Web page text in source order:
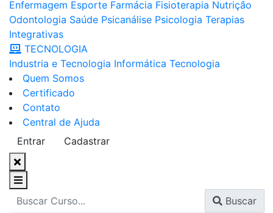
Enfermagem Esporte Farmácia Fisioterapia Nutrição
Odontologia Saúde Psicanálise Psicologia Terapias
Integrativas
TECNOLOGIA
Industria e Tecnologia Informática Tecnologia
Quem Somos
Certificado
Contato
Central de Ajuda
Entrar
Cadastrar
Buscar